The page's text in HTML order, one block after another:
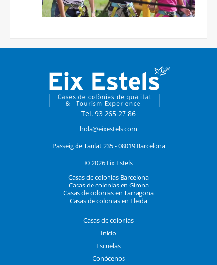
Tel. 93 265 27 86
hola@eixestels.com
Passeig de Taulat 235 - 08019 Barcelona
© 2026 Eix Estels
Casas de colonias Barcelona
Casas de colonias en Girona
Casas de colonias en Tarragona
Casas de colonias en Lleida
Casas de colonias
Inicio
Escuelas
Conócenos